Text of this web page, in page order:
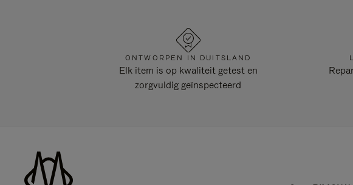
ONTWORPEN IN DUITSLAND
Elk item is op kwaliteit getest en
zorgvuldig geïnspecteerd